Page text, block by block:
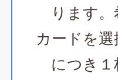
ります。
カードを
につき１